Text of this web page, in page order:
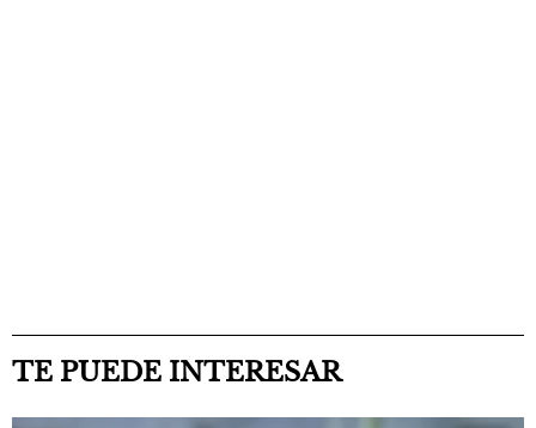
TE PUEDE INTERESAR